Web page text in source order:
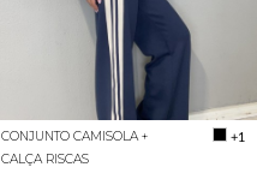
CONJUNTO CAMISOLA +
CALÇA RISCAS
+1